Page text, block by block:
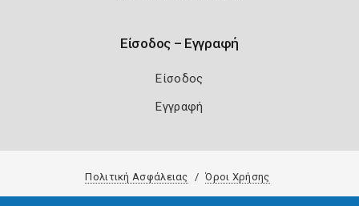
Είσοδος – Εγγραφή
Είσοδος
Εγγραφή
Πολιτική Ασφάλειας Όροι Χρήσης